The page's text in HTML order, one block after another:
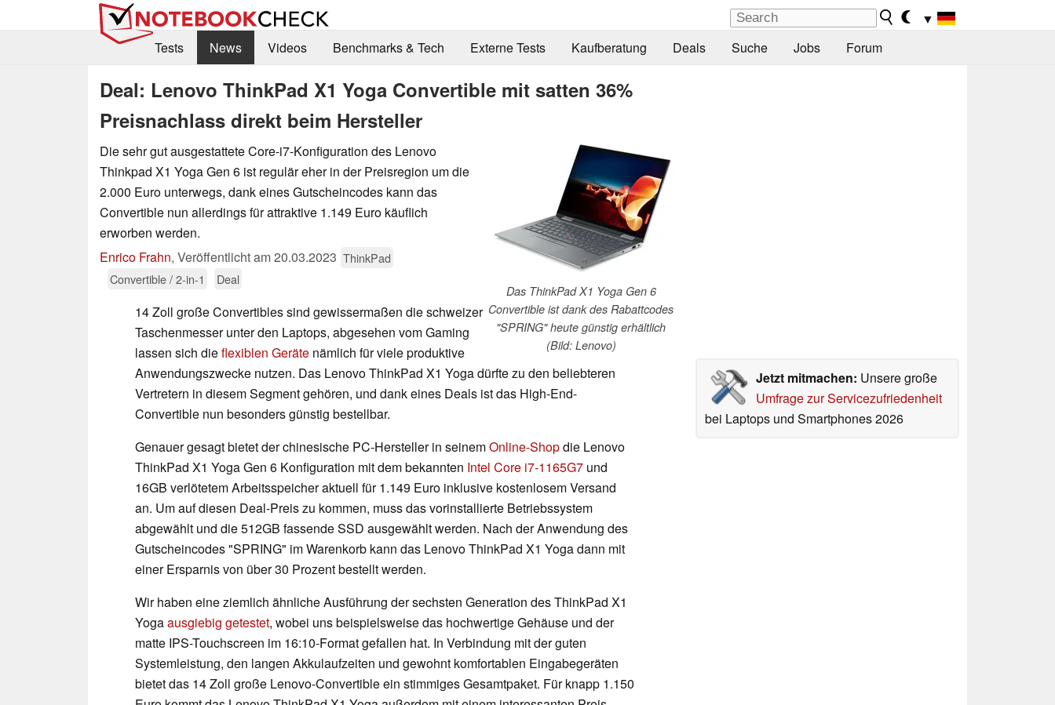
▼
Tests
News Videos Benchmarks & Tech Externe Tests Kaufberatung Deals Suche Jobs Forum
Deal: Lenovo ThinkPad X1 Yoga Convertible mit satten 36%
Preisnachlass direkt beim Hersteller
Das ThinkPad X1 Yoga Gen 6
Convertible ist dank des Rabattcodes
"SPRING" heute günstig erhältlich
(Bild: Lenovo)
Die sehr gut ausgestattete Core-i7-Konfiguration des Lenovo
Thinkpad X1 Yoga Gen 6 ist regulär eher in der Preisregion um die
2.000 Euro unterwegs, dank eines Gutscheincodes kann das
Convertible nun allerdings für attraktive 1.149 Euro käuflich
erworben werden.
Enrico Frahn, Veröffentlicht am20.03.2023 ThinkPad
Convertible / 2-in-1
Deal
Jetzt mitmachen: Unsere große
Umfrage zur Servicezufriedenheit
bei Laptops und Smartphones 2026
14 Zoll große Convertibles sind gewissermaßen die schweizer
Taschenmesser unter den Laptops, abgesehen vom Gaming
lassen sich dieflexiblen Geräte nämlich für viele produktive
Anwendungszwecke nutzen. Das Lenovo ThinkPad X1 Yoga dürfte zu den beliebteren
Vertretern in diesem Segment gehören, und dank eines Deals ist das High-End-
Convertible nun besonders günstig bestellbar.
Genauer gesagt bietet der chinesische PC-Hersteller in seinemOnline-Shopdie Lenovo
ThinkPad X1 Yoga Gen 6 Konfiguration mit dem bekannten Intel Core i7-1165G7 und
16GB verlötetem Arbeitsspeicher aktuell für 1.149 Euro inklusive kostenlosem Versand
an. Um auf diesen Deal-Preis zu kommen, muss das vorinstallierte Betriebssystem
abgewählt und die 512GB fassende SSD ausgewählt werden. Nach der Anwendung des
Gutscheincodes "SPRING" im Warenkorb kann das Lenovo ThinkPad X1 Yoga dann mit
einer Ersparnis von über 30 Prozent bestellt werden.
Wir haben eine ziemlich ähnliche Ausführung der sechsten Generation des ThinkPad X1
Yogaausgiebig getestet, wobei uns beispielsweise das hochwertige Gehäuse und der
matte IPS-Touchscreen im 16:10-Format gefallen hat. In Verbindung mit der guten
Systemleistung, den langen Akkulaufzeiten und gewohnt komfortablen Eingabegeräten
bietet das 14 Zoll große Lenovo-Convertible ein stimmiges Gesamtpaket. Für knapp 1.150